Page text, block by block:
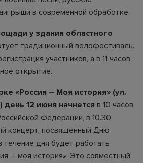
в современной обработке.
у здания областного
традиционный велофестиваль.
участников, а в 11 часов
открытие.
«Россия – Моя история» (ул.
12 июня начнется в 10 часов
Федерации, в 10.30
концерт, посвященный Дню
течение дня будет работать
– моя история». Это совместный